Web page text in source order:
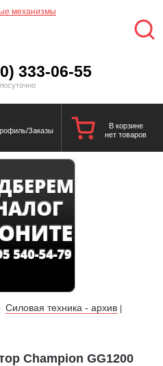
333-06-55
Заказы
В корзине
нет товаров
Силовая техника - архив |
Champion GG1200